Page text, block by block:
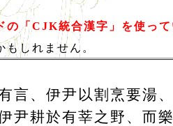
の「CJK統合漢字」を使っ
もしれません。
言、伊尹以割烹要湯
尹耕於有莘之野、而